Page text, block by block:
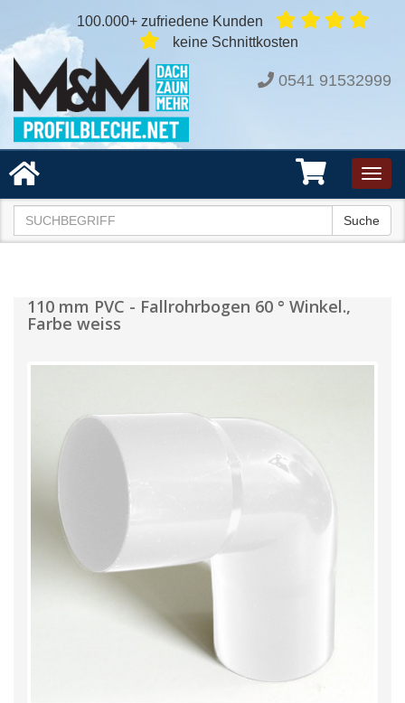
100.000+ zufriedene Kunden
keine Schnittkosten
0541 91532999
Suche
110 mm PVC - Fallrohrbogen 60 ° Winkel.,
Farbe weiss